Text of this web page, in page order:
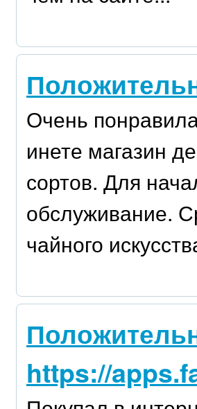
Очень
инете магазин
сортов. Для
обслуживание.
чайного
https://